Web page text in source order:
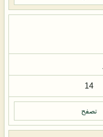
14
تصفح